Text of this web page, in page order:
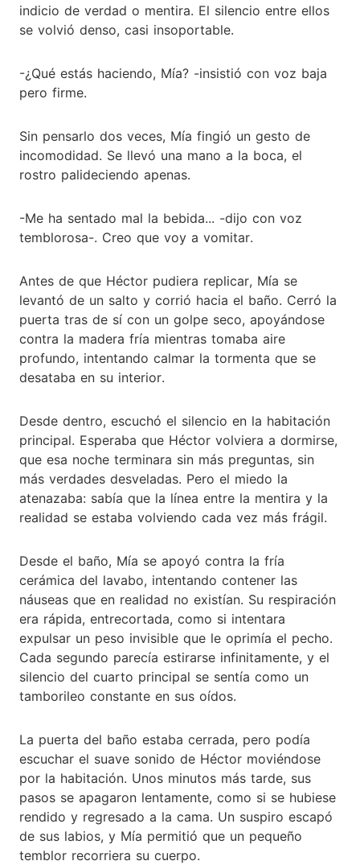
indicio de verdad o mentira. El silencio entre ellos
se volvió denso, casi insoportable.
-¿Qué estás haciendo, Mía? -insistió con voz baja
pero firme.
Sin pensarlo dos veces, Mía fingió un gesto de
incomodidad. Se llevó una mano a la boca, el
rostro palideciendo apenas.
-Me ha sentado mal la bebida... -dijo con voz
temblorosa-. Creo que voy a vomitar.
Antes de que Héctor pudiera replicar, Mía se
levantó de un salto y corrió hacia el baño. Cerró la
puerta tras de sí con un golpe seco, apoyándose
contra la madera fría mientras tomaba aire
profundo, intentando calmar la tormenta que se
desataba en su interior.
Desde dentro, escuchó el silencio en la habitación
principal. Esperaba que Héctor volviera a dormirse,
que esa noche terminara sin más preguntas, sin
más verdades desveladas. Pero el miedo la
atenazaba: sabía que la línea entre la mentira y la
realidad se estaba volviendo cada vez más frágil.
Desde el baño, Mía se apoyó contra la fría
cerámica del lavabo, intentando contener las
náuseas que en realidad no existían. Su respiración
era rápida, entrecortada, como si intentara
expulsar un peso invisible que le oprimía el pecho.
Cada segundo parecía estirarse infinitamente, y el
silencio del cuarto principal se sentía como un
tamborileo constante en sus oídos.
La puerta del baño estaba cerrada, pero podía
escuchar el suave sonido de Héctor moviéndose
por la habitación. Unos minutos más tarde, sus
pasos se apagaron lentamente, como si se hubiese
rendido y regresado a la cama. Un suspiro escapó
de sus labios, y Mía permitió que un pequeño
temblor recorriera su cuerpo.